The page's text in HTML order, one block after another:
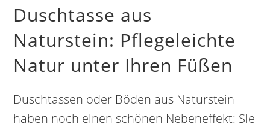
Duschtasse aus
Naturstein: Pflegeleichte
Natur unter Ihren Füßen
Duschtassen oder Böden aus Naturstein
haben noch einen schönen Nebeneffekt: Sie